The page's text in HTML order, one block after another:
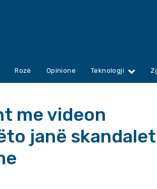
Rozë Opinione Teknologji
me videon
janë